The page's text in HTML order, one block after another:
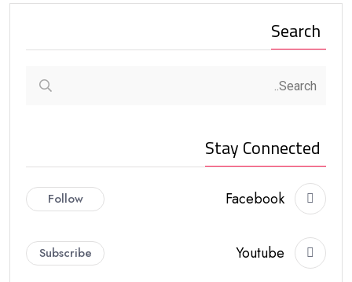
Search
Stay Connected
Facebook
Follow
Youtube
Subscribe